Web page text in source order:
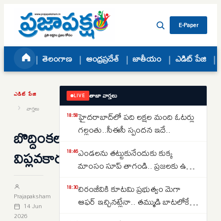
Skip to content
E-Paper
తెలంగాణ ఆంధ్రప్రదేశ్ జాతీయం ఎడిట్ పేజి
ఎడిట్ పేజి
› వార్తలు
బొద్దింకలు
విప్లవకారులా?
Prajapaksham
14 Jun
2026
LIVE తాజా వార్తలు
18:58హైదరాబాద్‌లో పది లక్షల మంది ఓటర్లు
గల్లంతు..సీఈసీ స్పందన ఇదే..
18:46ఎండలను తట్టుకునేందుకు కుక్క
మాంసం సూప్ తాగండి.. ప్రజలకు ఉత్తర
18:30చిరంజీవికి కూటమి ప్రభుత్వం మెగా
ఆఫర్ ఇచ్చినట్లేనా.. తమ్ముడి బాటలోకే